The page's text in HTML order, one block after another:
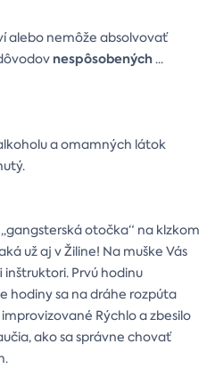
alebo nemôže absolvovať
nespôsobených...
a omamných látok
otočka“ na klzkom
už aj v Žiline! Na muške Vás
Prvú hodinu
hodiny sa na dráhe rozpúta
Rýchlo a zbesilo
ako sa správne chovať